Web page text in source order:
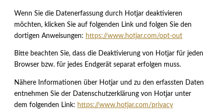
Wenn Sie die Datenerfassung durch Hotjar deaktivieren
möchten, klicken Sie auf folgenden Link und folgen Sie den
dortigen Anweisungen: https://www.hotjar.com/opt-out
Bitte beachten Sie, dass die Deaktivierung von Hotjar für jeden
Browser bzw. für jedes Endgerät separat erfolgen muss.
Nähere Informationen über Hotjar und zu den erfassten Daten
entnehmen Sie der Datenschutzerklärung von Hotjar unter
dem folgenden Link: https://www.hotjar.com/privacy